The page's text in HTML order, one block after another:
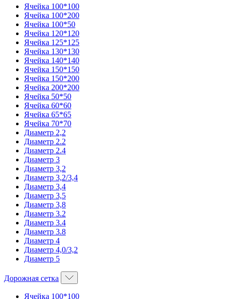
Ячейка 100*100
Ячейка 100*200
Ячейка 100*50
Ячейка 120*120
Ячейка 125*125
Ячейка 130*130
Ячейка 140*140
Ячейка 150*150
Ячейка 150*200
Ячейка 200*200
Ячейка 50*50
Ячейка 60*60
Ячейка 65*65
Ячейка 70*70
Диаметр 2,2
Диаметр 2.2
Диаметр 2.4
Диаметр 3
Диаметр 3,2
Диаметр 3,2/3,4
Диаметр 3,4
Диаметр 3,5
Диаметр 3,8
Диаметр 3.2
Диаметр 3.4
Диаметр 3.8
Диаметр 4
Диаметр 4,0/3,2
Диаметр 5
Дорожная сетка
Ячейка 100*100